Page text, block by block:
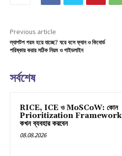
Previous article
ল্যাপটপ গরম হয়ে যাচ্ছে? ঘরে বসে ফ্যান ও কিবোর্ড
পরিষ্কার করার সঠিক নিয়ম ও গাইডলাইন
সর্বশেষ
RICE, ICE ও MoSCoW: কোন
Prioritization Framework
কখন ব্যবহার করবেন
08.08.2026